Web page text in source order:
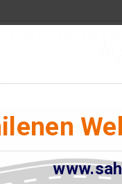
e-Sınav Dersler